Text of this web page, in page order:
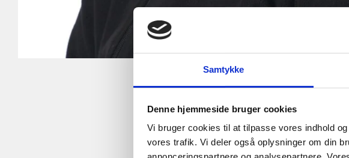
Samtykke
Denne hjemmeside bruger cookies
Vi bruger cookies til at tilpasse vores indhold
vores trafik. Vi deler også oplysninger om din